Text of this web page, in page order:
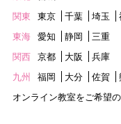
関東
東京 千葉 埼玉
東海
愛知 静岡
三重
関西
京都 大阪
兵庫
九州
福岡 大分 佐賀
オンライン教室をご希望